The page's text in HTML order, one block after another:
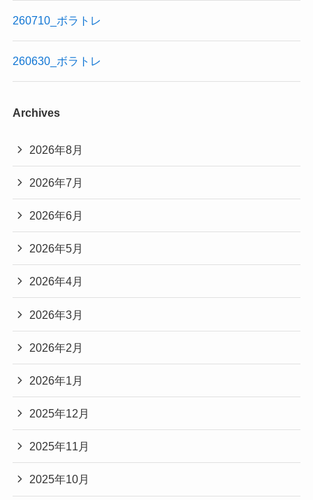
260710_ボラトレ
260630_ボラトレ
Archives
2026年8月
2026年7月
2026年6月
2026年5月
2026年4月
2026年3月
2026年2月
2026年1月
2025年12月
2025年11月
2025年10月